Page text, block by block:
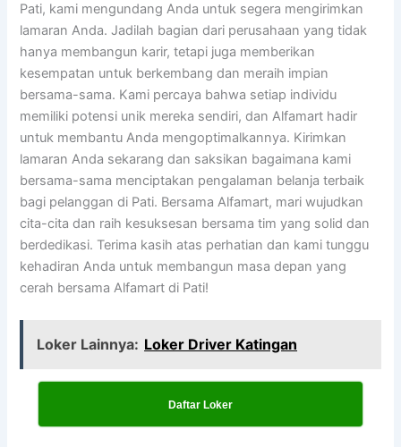
Pati, kami mengundang Anda untuk segera mengirimkan
lamaran Anda. Jadilah bagian dari perusahaan yang tidak
hanya membangun karir, tetapi juga memberikan
kesempatan untuk berkembang dan meraih impian
bersama-sama. Kami percaya bahwa setiap individu
memiliki potensi unik mereka sendiri, dan Alfamart hadir
untuk membantu Anda mengoptimalkannya. Kirimkan
lamaran Anda sekarang dan saksikan bagaimana kami
bersama-sama menciptakan pengalaman belanja terbaik
bagi pelanggan di Pati. Bersama Alfamart, mari wujudkan
cita-cita dan raih kesuksesan bersama tim yang solid dan
berdedikasi. Terima kasih atas perhatian dan kami tunggu
kehadiran Anda untuk membangun masa depan yang
cerah bersama Alfamart di Pati!
Loker Lainnya: Loker Driver Katingan
Daftar Loker